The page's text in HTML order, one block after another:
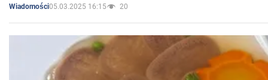
Wiadomości05.03.2025 16:15 20